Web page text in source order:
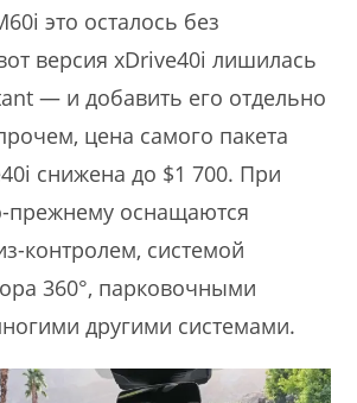
это осталось без
версия xDrive40i лишилась
— и добавить его отдельно
цена самого пакета
снижена до $1 700. При
прежнему оснащаются
контролем, системой
360°, парковочными
другими системами.